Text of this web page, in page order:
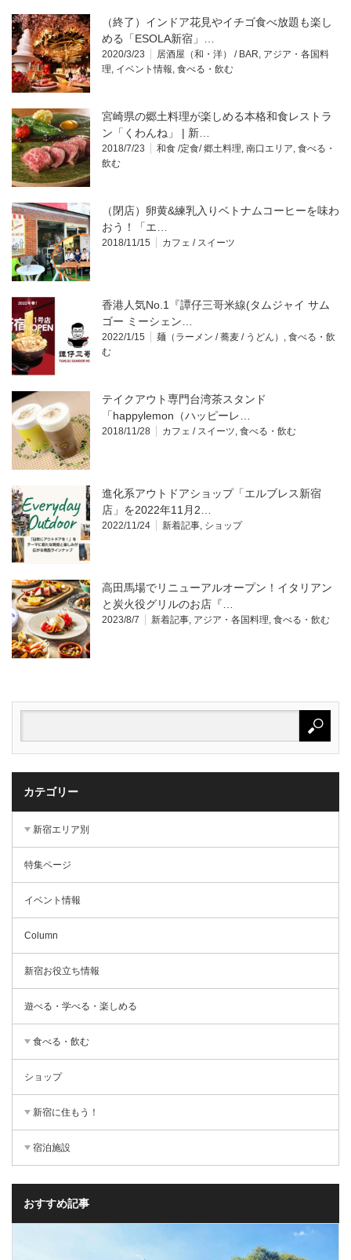
（終了）インドア花見やイチゴ食べ放題も楽し
める「ESOLA新宿」…
2020/3/23 居酒屋（和・洋） / BAR, アジア・各国料
理, イベント情報, 食べる・飲む
宮崎県の郷土料理が楽しめる本格和食レストラ
ン「くわんね」 | 新…
2018/7/23 和食 /定食/ 郷土料理, 南口エリア, 食べる・
飲む
（閉店）卵黄&練乳入りベトナムコーヒーを味わ
おう！「エ…
2018/11/15 カフェ / スイーツ
香港人気No.1『譚仔三哥米線(タムジャイ サム
ゴー ミーシェン…
2022/1/15 麺（ラーメン / 蕎麦 / うどん） , 食べる・飲
む
テイクアウト専門台湾茶スタンド
「happylemon（ハッピーレ…
2018/11/28 カフェ / スイーツ, 食べる・飲む
進化系アウトドアショップ「エルブレス新宿
店」を2022年11月2…
2022/11/24 新着記事, ショップ
高田馬場でリニューアルオープン！イタリアン
と炭火役グリルのお店『…
2023/8/7 新着記事, アジア・各国料理, 食べる・飲む
カテゴリー
新宿エリア別
特集ページ
イベント情報
Column
新宿お役立ち情報
遊べる・学べる・楽しめる
食べる・飲む
ショップ
新宿に住もう！
宿泊施設
おすすめ記事